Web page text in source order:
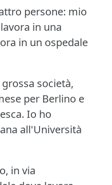
persone: mio
in una
in un ospedale
società,
per Berlino e
Io ho
all'Università
in via